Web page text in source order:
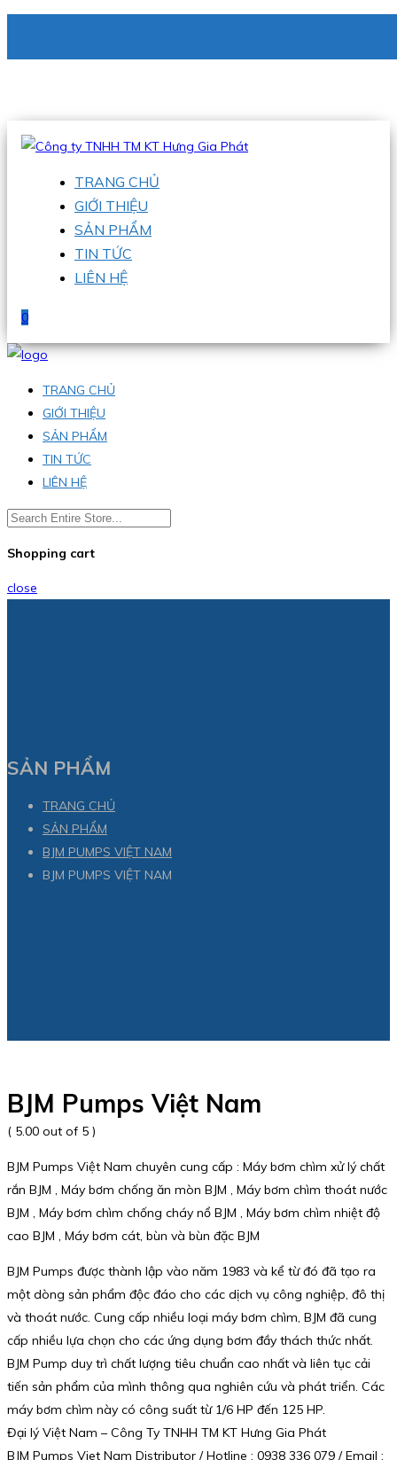
Hotline:0938 336 079
TRANG CHỦ
GIỚI THIỆU
SẢN PHẨM
TIN TỨC
LIÊN HỆ
0
TRANG CHỦ
GIỚI THIỆU
SẢN PHẨM
TIN TỨC
LIÊN HỆ
Shopping cart
close
SẢN PHẨM
TRANG CHỦ
SẢN PHẨM
BJM PUMPS VIỆT NAM
BJM PUMPS VIỆT NAM
BJM Pumps Việt Nam
( 5.00 out of 5 )
BJM Pumps Việt Nam chuyên cung cấp : Máy bơm chìm xử lý chất
rắn BJM , Máy bơm chống ăn mòn BJM , Máy bơm chìm thoát nước
BJM , Máy bơm chìm chống cháy nổ BJM , Máy bơm chìm nhiệt độ
cao BJM , Máy bơm cát, bùn và bùn đặc BJM
BJM Pumps được thành lập vào năm 1983 và kể từ đó đã tạo ra
một dòng sản phẩm độc đáo cho các dịch vụ công nghiệp, đô thị
và thoát nước. Cung cấp nhiều loại máy bơm chìm, BJM đã cung
cấp nhiều lựa chọn cho các ứng dụng bơm đầy thách thức nhất.
BJM Pump duy trì chất lượng tiêu chuẩn cao nhất và liên tục cải
tiến sản phẩm của mình thông qua nghiên cứu và phát triển. Các
máy bơm chìm này có công suất từ 1/6 HP đến 125 HP.
Đại lý Việt Nam – Công Ty TNHH TM KT Hưng Gia Phát
BJM Pumps Viet Nam Distributor / Hotline : 0938 336 079 / Email :